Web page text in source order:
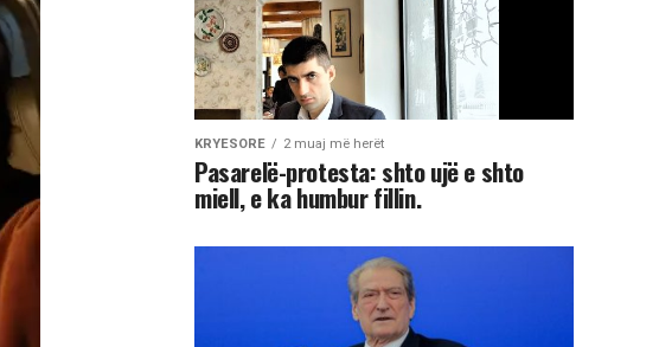
KRYESORE 2 muaj më herët
Pasarelë-protesta: shto ujë e shto
miell, e ka humbur fillin.